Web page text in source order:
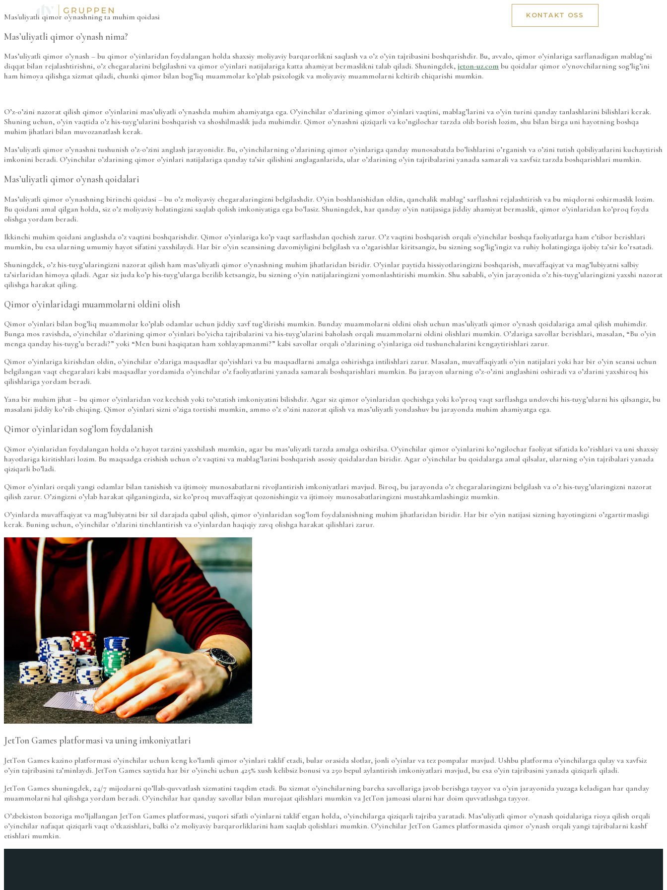
KONTAKT OSS
Mas'uliyatli qimor o'ynashning ta muhim qoidasi
Mas’uliyatli qimor o’ynash nima?
Mas’uliyatli qimor o’ynash – bu qimor o’yinlaridan foydalangan holda shaxsiy moliyaviy barqarorlikni saqlash va o’z o’yin tajribasini boshqarishdir. Bu, avvalo, qimor o’yinlariga sarflanadigan mablag’ni
diqqat bilan rejalashtirishni, o’z chegaralarini belgilashni va qimor o’yinlari natijalariga katta ahamiyat bermaslikni talab qiladi. Shuningdek, jeton-uz.com bu qoidalar qimor o’ynovchilarning sog’lig’ini
ham himoya qilishga xizmat qiladi, chunki qimor bilan bog’liq muammolar ko’plab psixologik va moliyaviy muammolarni keltirib chiqarishi mumkin.
O’z-o’zini nazorat qilish qimor o’yinlarini mas’uliyatli o’ynashda muhim ahamiyatga ega. O’yinchilar o’zlarining qimor o’yinlari vaqtini, mablag’larini va o’yin turini qanday tanlashlarini bilishlari kerak.
Shuning uchun, o’yin vaqtida o’z his-tuyg’ularini boshqarish va shoshilmaslik juda muhimdir. Qimor o’ynashni qiziqarli va ko’ngilochar tarzda olib borish lozim, shu bilan birga uni hayotning boshqa
muhim jihatlari bilan muvozanatlash kerak.
Mas’uliyatli qimor o’ynashni tushunish o’z-o’zini anglash jarayonidir. Bu, o’yinchilarning o’zlarining qimor o’yinlariga qanday munosabatda bo’lishlarini o’rganish va o’zini tutish qobiliyatlarini kuchaytirish
imkonini beradi. O’yinchilar o’zlarining qimor o’yinlari natijalariga qanday ta’sir qilishini anglaganlarida, ular o’zlarining o’yin tajribalarini yanada samarali va xavfsiz tarzda boshqarishlari mumkin.
Mas’uliyatli qimor o’ynash qoidalari
Mas’uliyatli qimor o’ynashning birinchi qoidasi – bu o’z moliyaviy chegaralaringizni belgilashdir. O’yin boshlanishidan oldin, qanchalik mablag’ sarflashni rejalashtirish va bu miqdorni oshirmaslik lozim.
Bu qoidani amal qilgan holda, siz o’z moliyaviy holatingizni saqlab qolish imkoniyatiga ega bo’lasiz. Shuningdek, har qanday o’yin natijasiga jiddiy ahamiyat bermaslik, qimor o’yinlaridan ko’proq foyda
olishga yordam beradi.
Ikkinchi muhim qoidani anglashda o’z vaqtini boshqarishdir. Qimor o’yinlariga ko’p vaqt sarflashdan qochish zarur. O’z vaqtini boshqarish orqali o’yinchilar boshqa faoliyatlarga ham e’tibor berishlari
mumkin, bu esa ularning umumiy hayot sifatini yaxshilaydi. Har bir o’yin seansining davomiyligini belgilash va o’zgarishlar kiritsangiz, bu sizning sog’lig’ingiz va ruhiy holatingizga ijobiy ta’sir ko’rsatadi.
Shuningdek, o’z his-tuyg’ularingizni nazorat qilish ham mas’uliyatli qimor o’ynashning muhim jihatlaridan biridir. O’yinlar paytida hissiyotlaringizni boshqarish, muvaffaqiyat va mag’lubiyatni salbiy
ta’sirlaridan himoya qiladi. Agar siz juda ko’p his-tuyg’ularga berilib ketsangiz, bu sizning o’yin natijalaringizni yomonlashtirishi mumkin. Shu sababli, o’yin jarayonida o’z his-tuyg’ularingizni yaxshi nazorat
qilishga harakat qiling.
Qimor o’yinlaridagi muammolarni oldini olish
Qimor o’yinlari bilan bog’liq muammolar ko’plab odamlar uchun jiddiy xavf tug’dirishi mumkin. Bunday muammolarni oldini olish uchun mas’uliyatli qimor o’ynash qoidalariga amal qilish muhimdir.
Bunga mos ravishda, o’yinchilar o’zlarining qimor o’yinlari bo’yicha tajribalarini va his-tuyg’ularini baholash orqali muammolarni oldini olishlari mumkin. O’zlariga savollar berishlari, masalan, “Bu o’yin
menga qanday his-tuyg’u beradi?” yoki “Men buni haqiqatan ham xohlayapmanmi?” kabi savollar orqali o’zlarining o’yinlariga oid tushunchalarini kengaytirishlari zarur.
Qimor o’yinlariga kirishdan oldin, o’yinchilar o’zlariga maqsadlar qo’yishlari va bu maqsadlarni amalga oshirishga intilishlari zarur. Masalan, muvaffaqiyatli o’yin natijalari yoki har bir o’yin seansi uchun
belgilangan vaqt chegaralari kabi maqsadlar yordamida o’yinchilar o’z faoliyatlarini yanada samarali boshqarishlari mumkin. Bu jarayon ularning o’z-o’zini anglashini oshiradi va o’zlarini yaxshiroq his
qilishlariga yordam beradi.
Yana bir muhim jihat – bu qimor o’yinlaridan voz kechish yoki to’xtatish imkoniyatini bilishdir. Agar siz qimor o’yinlaridan qochishga yoki ko’proq vaqt sarflashga undovchi his-tuyg’ularni his qilsangiz, bu
masalani jiddiy ko’rib chiqing. Qimor o’yinlari sizni o’ziga tortishi mumkin, ammo o’z o’zini nazorat qilish va mas’uliyatli yondashuv bu jarayonda muhim ahamiyatga ega.
Qimor o’yinlaridan sog’lom foydalanish
Qimor o’yinlaridan foydalangan holda o’z hayot tarzini yaxshilash mumkin, agar bu mas’uliyatli tarzda amalga oshirilsa. O’yinchilar qimor o’yinlarini ko’ngilochar faoliyat sifatida ko’rishlari va uni shaxsiy
hayotlariga kiritishlari lozim. Bu maqsadga erishish uchun o’z vaqtini va mablag’larini boshqarish asosiy qoidalardan biridir. Agar o’yinchilar bu qoidalarga amal qilsalar, ularning o’yin tajribalari yanada
qiziqarli bo’ladi.
Qimor o’yinlari orqali yangi odamlar bilan tanishish va ijtimoiy munosabatlarni rivojlantirish imkoniyatlari mavjud. Biroq, bu jarayonda o’z chegaralaringizni belgilash va o’z his-tuyg’ularingizni nazorat
qilish zarur. O’zingizni o’ylab harakat qilganingizda, siz ko’proq muvaffaqiyat qozonishingiz va ijtimoiy munosabatlaringizni mustahkamlashingiz mumkin.
O’yinlarda muvaffaqiyat va mag’lubiyatni bir xil darajada qabul qilish, qimor o’yinlaridan sog’lom foydalanishning muhim jihatlaridan biridir. Har bir o’yin natijasi sizning hayotingizni o’zgartirmasligi
kerak. Buning uchun, o’yinchilar o’zlarini tinchlantirish va o’yinlardan haqiqiy zavq olishga harakat qilishlari zarur.
JetTon Games platformasi va uning imkoniyatlari
JetTon Games kazino platformasi o’yinchilar uchun keng ko’lamli qimor o’yinlari taklif etadi, bular orasida slotlar, jonli o’yinlar va tez pompalar mavjud. Ushbu platforma o’yinchilarga qulay va xavfsiz
o’yin tajribasini ta’minlaydi. JetTon Games saytida har bir o’yinchi uchun 425% xush kelibsiz bonusi va 250 bepul aylantirish imkoniyatlari mavjud, bu esa o’yin tajribasini yanada qiziqarli qiladi.
JetTon Games shuningdek, 24/7 mijozlarni qo’llab-quvvatlash xizmatini taqdim etadi. Bu xizmat o’yinchilarning barcha savollariga javob berishga tayyor va o’yin jarayonida yuzaga keladigan har qanday
muammolarni hal qilishga yordam beradi. O’yinchilar har qanday savollar bilan murojaat qilishlari mumkin va JetTon jamoasi ularni har doim quvvatlashga tayyor.
O’zbekiston bozoriga mo’ljallangan JetTon Games platformasi, yuqori sifatli o’yinlarni taklif etgan holda, o’yinchilarga qiziqarli tajriba yaratadi. Mas’uliyatli qimor o’ynash qoidalariga rioya qilish orqali
o’yinchilar nafaqat qiziqarli vaqt o’tkazishlari, balki o’z moliyaviy barqarorliklarini ham saqlab qolishlari mumkin. O’yinchilar JetTon Games platformasida qimor o’ynash orqali yangi tajribalarni kashf
etishlari mumkin.